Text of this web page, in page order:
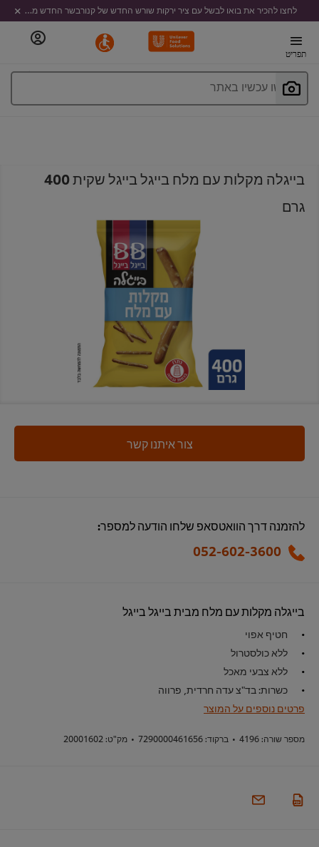
לחצו להכיר את בואו לבשל עם ציר ירקות שורש החדש של קנורבשר החדש מבית קנור
תפריט
חפשו עכשיו באתר
בייגלה מקלות עם מלח בייגל בייגל שקית 400
גרם
בייגלה מקלות עם מלח מבית בייגל בייגל
חטיף אפוי
ללא כולסטרול
ללא צבעי מאכל
כשרות: בד"צ עדה חרדית, פרווה
פרטים נוספים על המוצר
מספר שורה: • ברקוד: • מק"ט:
צור איתנו קשר
להזמנה דרך הוואטסאפ שלחו הודעה למספר:
052-602-3600